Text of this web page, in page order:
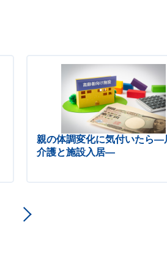
親の体調変化に気付いたら―
介護と施設入居―